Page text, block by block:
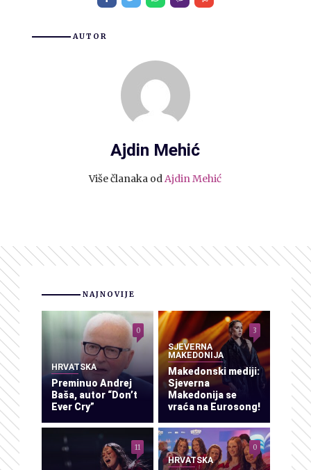
AUTOR
Ajdin Mehić
Više članaka odAjdin Mehić
NAJNOVIJE
HRVATSKA
Preminuo Andrej
Baša, autor “Don’t
Ever Cry”
0
SJEVERNA
MAKEDONIJA
Makedonski mediji:
Sjeverna
Makedonija se
vraća na Eurosong!
3
11
HRVATSKA
0